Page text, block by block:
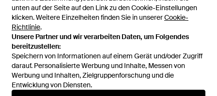
unten auf der Seite auf den Link zu den Cookie-Einstellungen
klicken. Weitere Einzelheiten finden Sie in unsererCookie-
Richtlinie.
Unsere Partner und wir verarbeiten Daten, um Folgendes
bereitzustellen:
Speichern von Informationen auf einem Gerät und/oder Zugriff
darauf. Personalisierte Werbung und Inhalte, Messen von
Werbung und Inhalten, Zielgruppenforschung und die
Entwicklung von Diensten.
unten auf der Seite auf den Link zu den Cookie-Einstellungen
klicken. Weitere Einzelheiten finden Sie in unsererCookie-
Richtlinie.
Unsere Partner und wir verarbeiten Daten, um Folgendes
bereitzustellen:
Speichern von Informationen auf einem Gerät und/oder Zugriff
darauf. Personalisierte Werbung und Inhalte, Messen von
Werbung und Inhalten, Zielgruppenforschung und die
Entwicklung von Diensten.
119,95 €101,96 €
Willa
Kleid Ariane - Blau
VonABOUT YOU
SALE
119,95 €95,96 €
Kleid Alva - Weiß
Von ABOUT YOU
SALE